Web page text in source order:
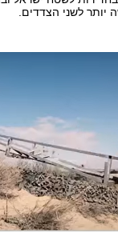
יותר לשני הצדדים.